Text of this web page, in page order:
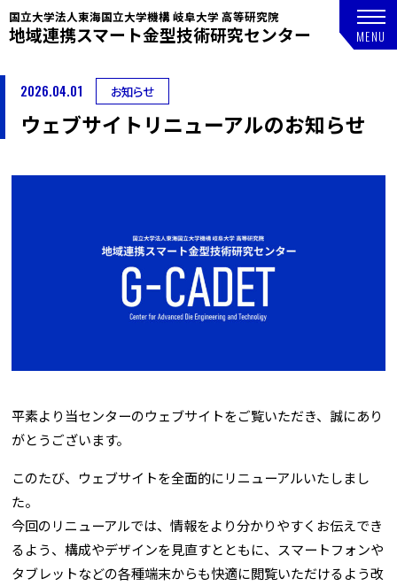
国立大学法人東海国立大学機構 岐阜大学 高等研究院
地域連携スマート金型技術研究センター
2026.04.01 お知らせ
ウェブサイトリニューアルのお知らせ
平素より当センターのウェブサイトをご覧いただき、誠にあり
がとうございます。
このたび、ウェブサイトを全面的にリニューアルいたしまし
た。
今回のリニューアルでは、情報をより分かりやすくお伝えでき
るよう、構成やデザインを見直すとともに、スマートフォンや
タブレットなどの各種端末からも快適に閲覧いただけるよう改